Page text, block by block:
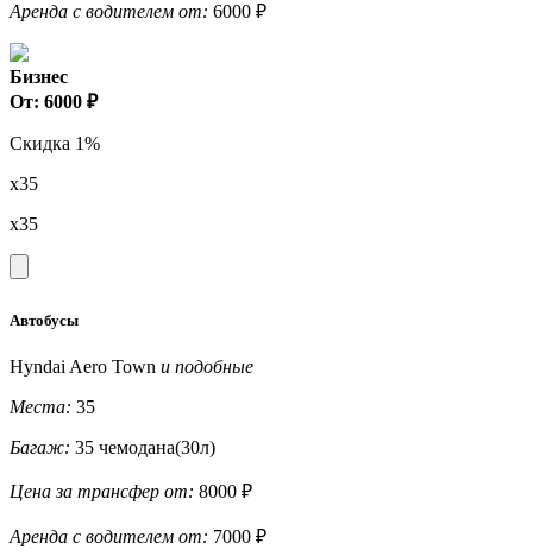
Аренда с водителем от: 6000 ₽
Бизнес
От: 6000 ₽
Скидка 1%
x35
x35
Автобусы
Hyndai Aero Town и подобные
Места: 35
Багаж: 35 чемодана(30л)
Цена за трансфер от: 8000 ₽
Аренда с водителем от: 7000 ₽